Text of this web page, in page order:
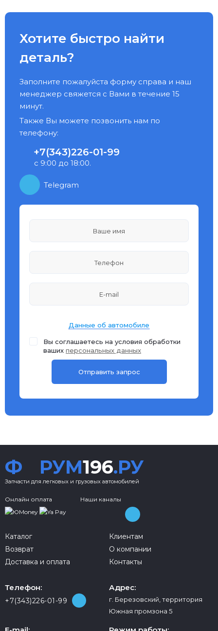
Хотите быстро найти
деталь?
Заполните пожалуйста форму справа и наш
менеджер свяжется с Вами в течение 15
минут.
Также Вы можете позвонить нам по
телефону:
+7(343)226-01-99
с 9:00 до 18:00.
Telegram
Данные об автомобиле
Вы соглашаетесь на условия обработки
ваших персональных данных
Ф РУМ196.РУ
Запчасти для легковых и грузовых автомобилей
Онлайн оплата Наши каналы
Каталог
Возврат
Доставка и оплата
Клиентам
О компании
Контакты
Телефон:
+7(343)226-01-99
Адрес:
г. Березовский, территория
Южная промзона 5